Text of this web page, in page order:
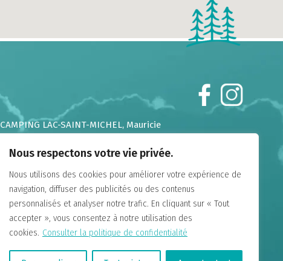
Nous respectons votre vie privée.
Nous utilisons des cookies pour améliorer votre expérience de
navigation, diffuser des publicités ou des contenus
personnalisés et analyser notre trafic. En cliquant sur « Tout
accepter », vous consentez à notre utilisation des
cookies. Consulter la politique de confidentialité
CAMPING LAC-SAINT-MICHEL, Mauricie
CAMPING DE LA DEMI-LIEUE, Chaudière Appalaches
CAMPING DU GOUFFRE, Charlevoix
CAMPING FALAISE-SUR-MER, Charlevoix
CAMPING ANNIE, Gaspésie
DOMAINE ANNIE-SUR-MER , Gaspésie
CAMPING LAC-DU-CERF, Hautes-Laurentides